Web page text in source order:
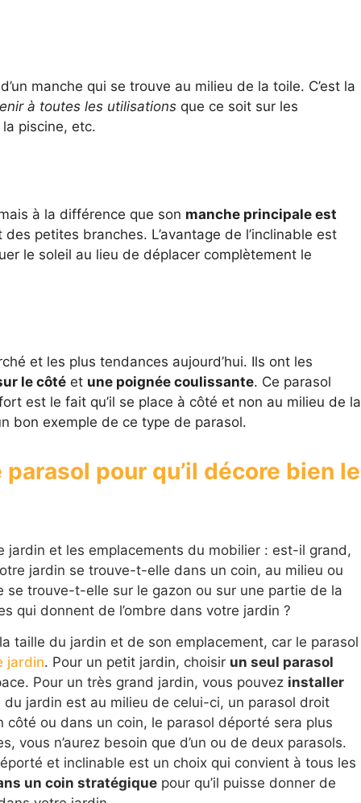
manche qui se trouve au milieu de la toile. C’est la
à toutes les utilisationsque ce soit sur les
piscine, etc.
à la différence que son manche principale est
petites branches. L’avantage de l’inclinable est
le soleil au lieu de déplacer complètement le
et les plus tendances aujourd’hui. Ils ont les
le côtéet une poignée coulissante. Ce parasol
est le fait qu’il se place à côté et non au milieu de la
bon exemple de ce type de parasol.
pour qu’il décore bien le
jardin et les emplacements du mobilier : est-il grand,
jardin se trouve-t-elle dans un coin, au milieu ou
se trouve-t-elle sur le gazon ou sur une partie de la
qui donnent de l’ombre dans votre jardin ?
taille du jardin et de son emplacement, car le parasol
jardin. Pour un petit jardin, choisir un seul parasol
Pour un très grand jardin, vous pouvez installer
du jardin est au milieu de celui-ci, un parasol droit
côté ou dans un coin, le parasol déporté sera plus
vous n’aurez besoin que d’un ou de deux parasols.
et inclinable est un choix qui convient à tous les
un coin stratégiquepour qu’il puisse donner de